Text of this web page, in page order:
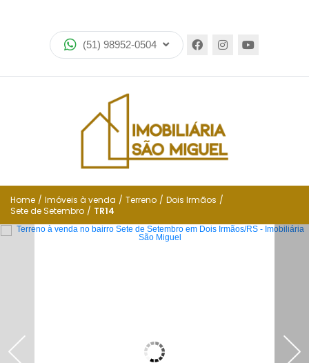
(51) 98952-0504
Imóveis
Encomende seu imóvel
Financiamento
Negocie seu imóvel
Contato
Home / Imóveis à venda / Terreno / Dois Irmãos /
Sete de Setembro / TR14